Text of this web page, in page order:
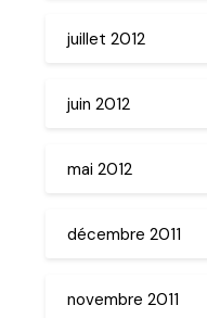
juillet 2012
juin 2012
mai 2012
décembre 2011
novembre 2011